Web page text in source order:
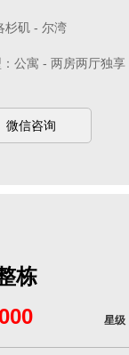
杉矶 - 尔湾
公寓 - 两房两厅独享
微信咨询
栋
星级